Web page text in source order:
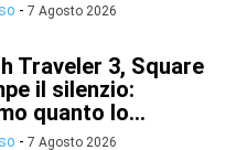
- 7 Agosto 2026
Traveler 3, Square
il silenzio:
quanto lo...
- 7 Agosto 2026